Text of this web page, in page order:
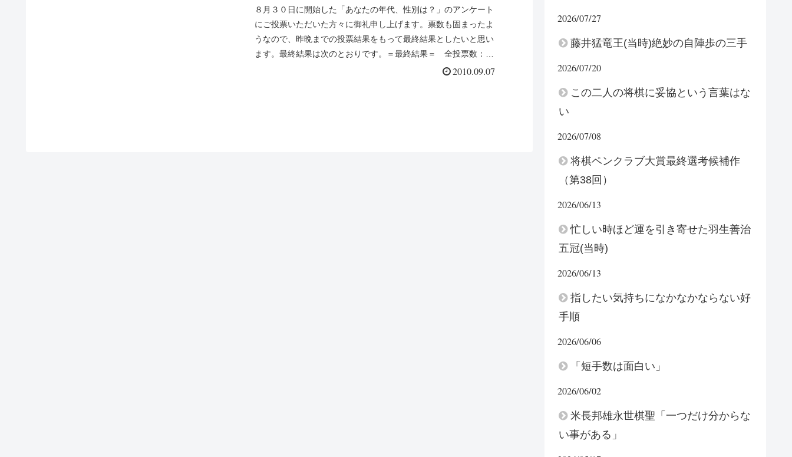
８月３０日に開始した「あなたの年代、性別は？」のアンケート
にご投票いただいた方々に御礼申し上げます。票数も固まったよ
うなので、昨晩までの投票結果をもって最終結果としたいと思い
ます。最終結果は次のとおりです。＝最終結果＝ 全投票数：
2010.09.07
2026/07/27
藤井猛竜王(当時)絶妙の自陣歩の三手
2026/07/20
この二人の将棋に妥協という言葉はな
い
2026/07/08
将棋ペンクラブ大賞最終選考候補作
（第38回）
2026/06/13
忙しい時ほど運を引き寄せた羽生善治
五冠(当時)
2026/06/13
指したい気持ちになかなかならない好
手順
2026/06/06
「短手数は面白い」
2026/06/02
米長邦雄永世棋聖「一つだけ分からな
い事がある」